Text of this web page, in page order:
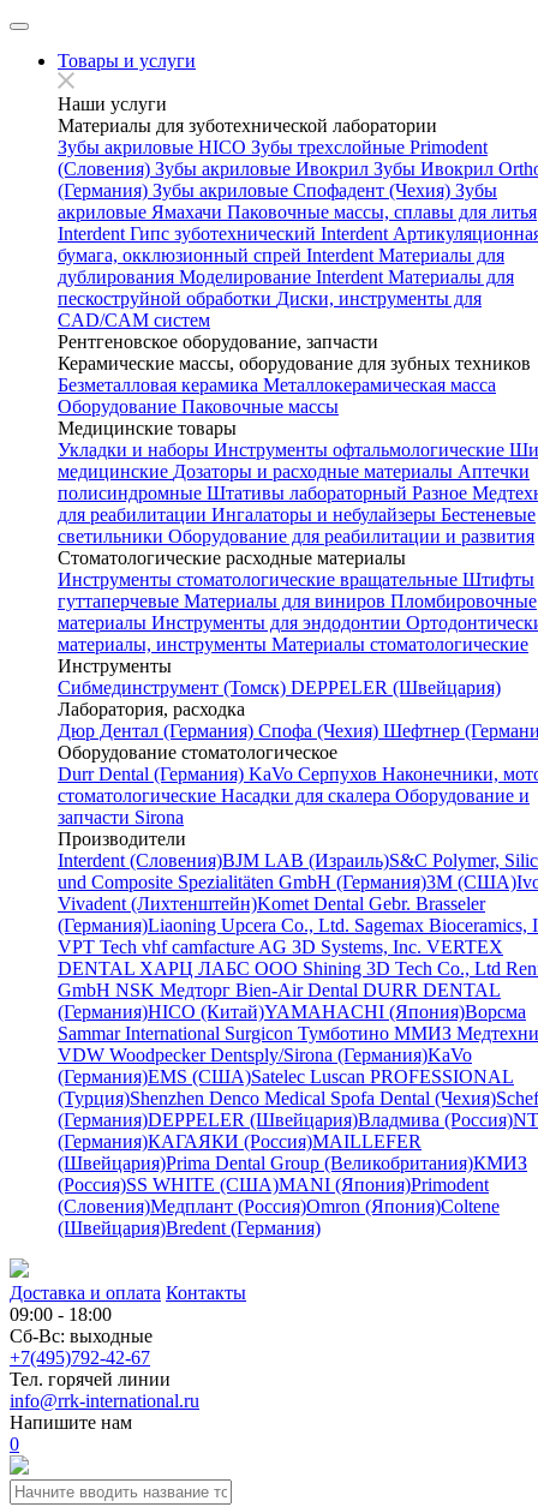
Товары и услуги
Наши услуги
Материалы для зуботехнической лаборатории
Зубы акриловые HICO Зубы трехслойные Primodent
(Словения) Зубы акриловые Ивокрил Зубы Ивокрил
(Германия) Зубы акриловые Спофадент (Чехия) Зубы
акриловые Ямахачи Паковочные массы, сплавы для литья
Interdent Гипс зуботехнический Interdent
бумага, окклюзионный спрей Interdent Материалы для
дублирования Моделирование Interdent Материалы для
пескоструйной обработки Диски, инструменты для
CAD/CAM систем
Рентгеновское оборудование, запчасти
Керамические массы, оборудование для зубных техников
Безметалловая керамика Металлокерамическая масса
Оборудование Паковочные массы
Медицинские товары
Укладки и наборы Инструменты офтальмологические
медицинские Дозаторы и расходные материалы Аптечки
полисиндромные Штативы лабораторный Разное
для реабилитации Ингалаторы и небулайзеры Бестеневые
светильники Оборудование для реабилитации и развития
Стоматологические расходные материалы
Инструменты стоматологические вращательные Штифты
гуттаперчевые Материалы для виниров Пломбировочные
материалы Инструменты для эндодонтии
материалы, инструменты Материалы стоматологические
Инструменты
Cибмединструмент (Томск) DEPPELER (Швейцария)
Лаборатория, расходка
Дюр Дентал (Германия) Спофа (Чехия) Шефтнер
Оборудование стоматологическое
Durr Dental (Германия) KaVo Серпухов Наконечники,
стоматологические Насадки для скалера Оборудование и
запчасти Sirona
Производители
Interdent (Словения)BJM LAB (Израиль)S&C Polymer,
und Composite Spezialitäten GmbH (Германия)3M (США)
Vivadent (Лихтенштейн)Komet Dental Gebr. Brasseler
(Германия)Liaoning Upcera Co., Ltd. Sagemax Bioceramics,
VPT Tech vhf camfacture AG 3D Systems, Inc. VERTEX
DENTAL ХАРЦ ЛАБС ООО Shining 3D Tech Co., Ltd
GmbH NSK Медторг Bien-Air Dental DURR DENTAL
(Германия)HICO (Китай)YAMAHACHI (Япония)Ворсма
Sammar International Surgicon Тумботино ММИЗ
VDW WoodpeckerDentsply/Sirona (Германия)KaVo
(Германия)EMS (США)Satelec Luscan PROFESSIONAL
(Турция)Shenzhen Denco Medical Spofa Dental (Чехия)
(Германия)DEPPELER (Швейцария)Владмива (Россия)
(Германия)КАГАЯКИ (Россия)MAILLEFER
(Швейцария)Prima Dental Group (Великобритания)КМИЗ
(Россия)SS WHITE (США)MANI (Япония)Primodent
(Словения)Медплант (Россия)Omron (Япония)Coltene
(Швейцария)Bredent (Германия)
Доставка и оплата Контакты
09:00 - 18:00
Сб-Вс: выходные
+7(495)792-42-67
Тел. горячей линии
info@rrk-international.ru
Напишите нам
0